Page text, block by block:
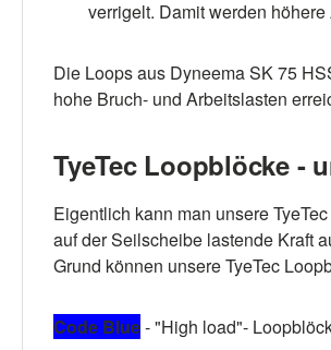
verrigelt. Damit werden
Die Loops aus Dyneema SK 75
hohe Bruch- und Arbeitslasten
TyeTec Loopblöcke -
Eigentlich kann man unsere
auf der Seilscheibe lastende Kraft
Grund können unsere TyeTec
Code Blue- "High load"-